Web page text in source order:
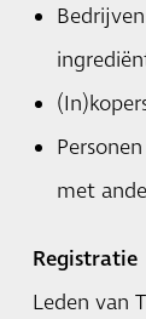
met
Registratie
Leden van